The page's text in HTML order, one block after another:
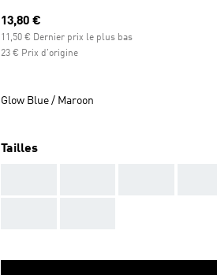
Prix actuel
13,80 €
11,50 € Dernier prix le plus bas
23 € Prix d'origine
Glow Blue / Maroon
Tailles